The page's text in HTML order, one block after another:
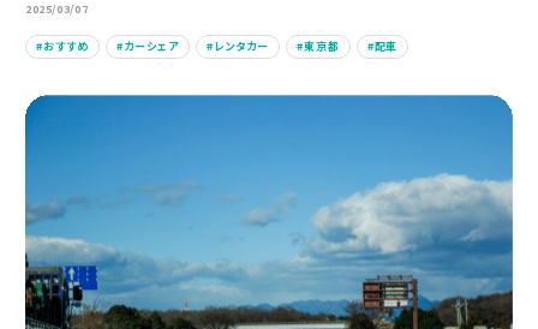
2025/03/07
おすすめ カーシェア レンタカー 東京都 配車